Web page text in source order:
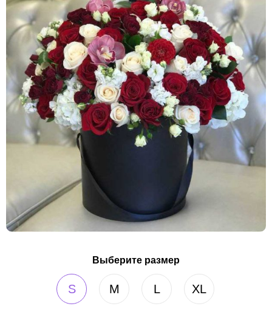
Выберите размер
S M L XL